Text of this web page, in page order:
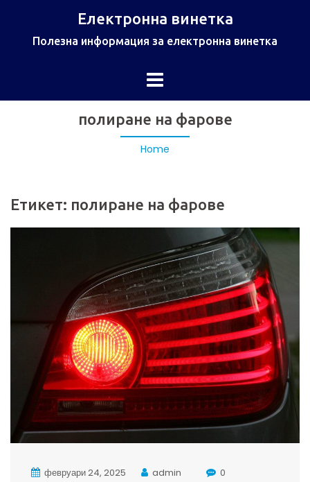
Електронна винетка
Полезна информация за електронна винетка
полиране на фарове
Home
Етикет: полиране на фарове
февруари 24, 2025 admin
0